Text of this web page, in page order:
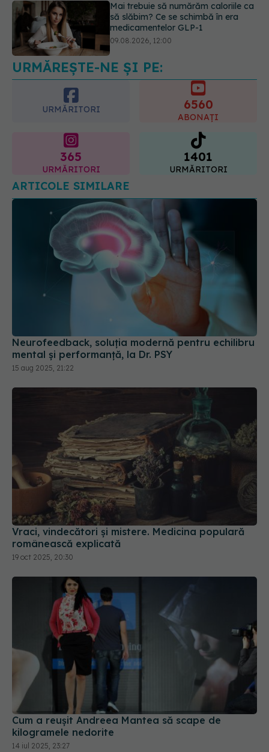
Mai trebuie să numărăm caloriile ca
să slăbim? Ce se schimbă în era
medicamentelor GLP-1
09.08.2026, 12:00
Prof. univ. dr. Cătălina Poiană (CMR),
avertisment după ambulanța
atacată în Cluj: Fake news-ul nu
URMĂREȘTE-NE ȘI PE:
URMĂRITORI 6560
ABONAȚI
365
URMĂRITORI
1401
URMĂRITORI
ARTICOLE SIMILARE
Neurofeedback, soluția modernă pentru echilibru
mental și performanță, la Dr. PSY
15 aug 2025, 21:22
Vraci, vindecători și mistere. Medicina populară
românească explicată
19 oct 2025, 20:30
Cum a reușit Andreea Mantea să scape de
kilogramele nedorite
14 iul 2025, 23:27